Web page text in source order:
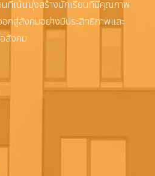
ยนที่เน้นมุ่งสร้างนักเรียนที่มีคุณภาพ
กสู่สังคมอย่างมีประสิทธิภาพและ
สังคม